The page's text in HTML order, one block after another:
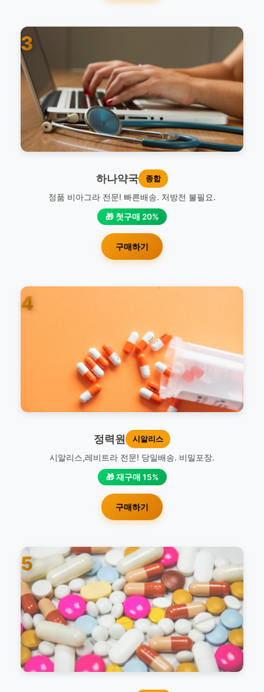
3
하나약국 종합
정품 비아그라 전문! 빠른배송. 처방전 불필요.
🎁 첫구매 20%
구매하기
4
정력원 시알리스
시알리스,레비트라 전문! 당일배송. 비밀포장.
🎁 재구매 15%
구매하기
5